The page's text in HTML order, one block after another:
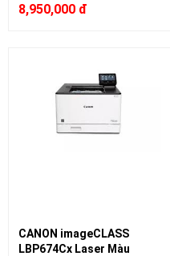
8,950,000 đ
CANON imageCLASS
LBP674Cx Laser Màu